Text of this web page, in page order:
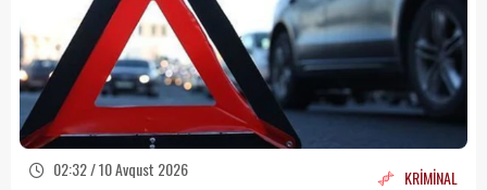
02:32 / 10 Avqust 2026 KRİMİNAL